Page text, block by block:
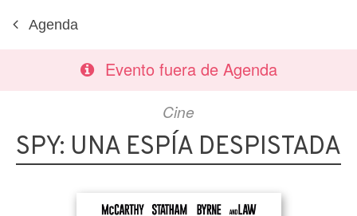
Agenda
Evento fuera de Agenda
Cine
SPY: UNA ESPÍA DESPISTADA